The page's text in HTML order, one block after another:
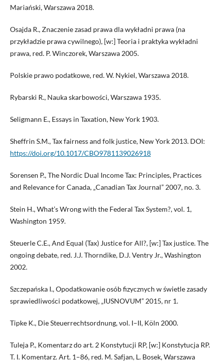
Mariański, Warszawa 2018.
Osajda R., Znaczenie zasad prawa dla wykładni prawa (na
przykładzie prawa cywilnego), [w:] Teoria i praktyka wykładni
prawa, red. P. Winczorek, Warszawa 2005.
Polskie prawo podatkowe, red. W. Nykiel, Warszawa 2018.
Rybarski R., Nauka skarbowości, Warszawa 1935.
Seligmann E., Essays in Taxation, New York 1903.
Sheffrin S.M., Tax fairness and folk justice, New York 2013. DOI:
https://doi.org/10.1017/CBO9781139026918
Sorensen P., The Nordic Dual Income Tax: Principles, Practices
and Relevance for Canada, „Canadian Tax Journal” 2007, no. 3.
Stein H., What’s Wrong with the Federal Tax System?, vol. 1,
Washington 1959.
Steuerle C.E., And Equal (Tax) Justice for All?, [w:] Tax justice. The
ongoing debate, red. J.J. Thorndike, D.J. Ventry Jr., Washington
2002.
Szczepańska I., Opodatkowanie osób fizycznych w świetle zasady
sprawiedliwości podatkowej, „IUSNOVUM” 2015, nr 1.
Tipke K., Die Steuerrechtsordnung, vol. I–II, Köln 2000.
Tuleja P., Komentarz do art. 2 Konstytucji RP, [w:] Konstytucja RP.
T. I. Komentarz. Art. 1–86, red. M. Safjan, L. Bosek, Warszawa